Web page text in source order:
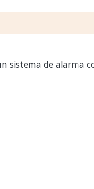
sistema de alarma